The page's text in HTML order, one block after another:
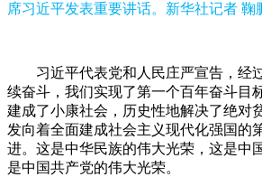
席习近平发表重要讲话。新华社记者 鞠
习近平代表党和人民庄严宣告，经
续奋斗，我们实现了第一个百年奋斗目
建成了小康社会，历史性地解决了绝对
发向着全面建成社会主义现代化强国的
进。这是中华民族的伟大光荣，这是中
是中国共产党的伟大光荣。